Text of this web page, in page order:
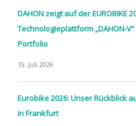
DAHON zeigt auf der EUROBIKE
Technologieplattform „DAHON-
Portfolio
15. Juli 2026
Eurobike 2026: Unser Rückblick
in Frankfurt